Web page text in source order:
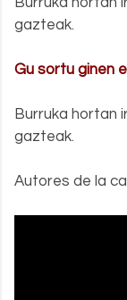
gazteak.
Gu sortu ginen
Burruka hortan
gazteak.
Autores de la